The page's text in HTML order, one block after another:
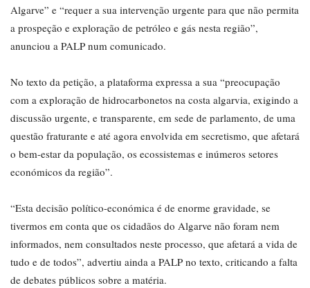
Algarve” e “requer a sua intervenção urgente para que não permita
a prospeção e exploração de petróleo e gás nesta região”,
anunciou a PALP num comunicado.
No texto da petição, a plataforma expressa a sua “preocupação
com a exploração de hidrocarbonetos na costa algarvia, exigindo a
discussão urgente, e transparente, em sede de parlamento, de uma
questão fraturante e até agora envolvida em secretismo, que afetará
o bem-estar da população, os ecossistemas e inúmeros setores
económicos da região”.
“Esta decisão político-económica é de enorme gravidade, se
tivermos em conta que os cidadãos do Algarve não foram nem
informados, nem consultados neste processo, que afetará a vida de
tudo e de todos”, advertiu ainda a PALP no texto, criticando a falta
de debates públicos sobre a matéria.